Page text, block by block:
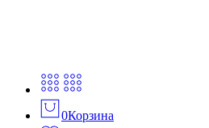
0Корзина